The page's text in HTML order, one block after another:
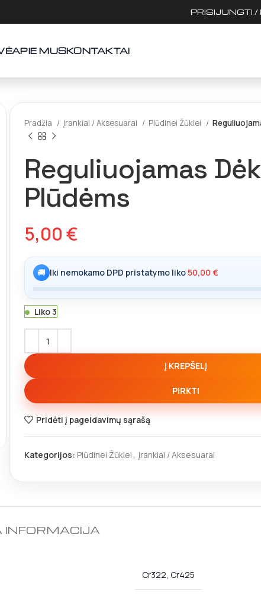
PRISIJUNGTI /
APIE MUSKONTAKTAI
Pradžia Įrankiai / Aksesuarai Plūdinei Žūklei
Reguliuojamas
Plūdėms
5,00€
🚚 Iki nemokamo DPD pristatymo liko50,00 €
Liko 3
Į KREPŠELĮ
PIRKTI
Pridėti į pageidavimų sąrašą
Kategorijos: Plūdinei Žūklei, Įrankiai / Aksesuarai
INFORMACIJA
Cr322, Cr425